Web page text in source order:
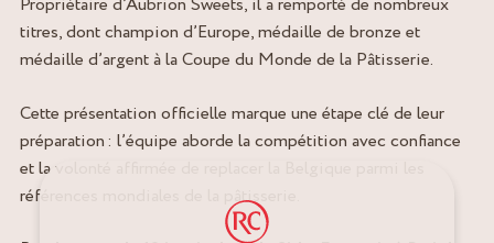
titres, dont champion d’Europe, médaille de bronze et
médaille d’argent à la Coupe du Monde de la Pâtisserie.
Cette présentation officielle marque une étape clé de leur
préparation : l’équipe aborde la compétition avec confiance
et la volonté affirmée de replacer la Belgique parmi les
références mondiales de la pâtisserie.